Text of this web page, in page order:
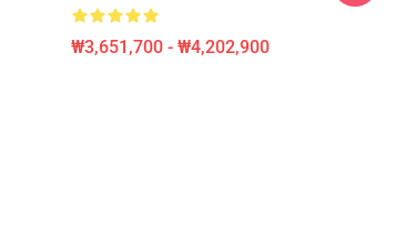
₩3,651,700 - ₩4,202,900